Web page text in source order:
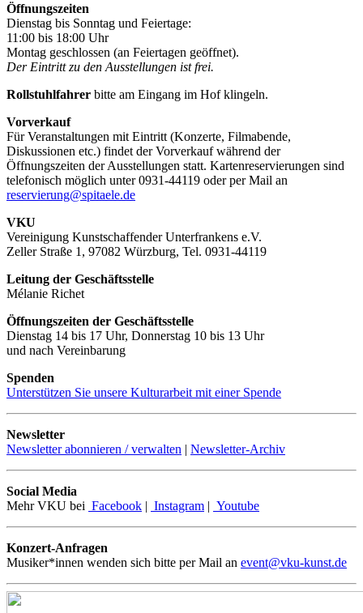
Öffnungszeiten
Dienstag bis Sonntag und Feiertage:
11:00 bis 18:00 Uhr
Montag geschlossen (an Feiertagen geöffnet).
Der Eintritt zu den Ausstellungen ist frei.
Rollstuhlfahrer bitte am Eingang im Hof klingeln.
Vorverkauf
Für Veranstaltungen mit Eintritt (Konzerte, Filmabende,
Diskussionen etc.) findet der Vorverkauf während der
Öffnungszeiten der Ausstellungen statt. Kartenreservierungen sind
telefonisch möglich unter 0931-44119 oder per Mail an
reservierung@spitaele.de
VKU
Vereinigung Kunstschaffender Unterfrankens e.V.
Zeller Straße 1, 97082 Würzburg, Tel. 0931-44119
Leitung der Geschäftsstelle
Mélanie Richet
Öffnungszeiten der Geschäftsstelle
Dienstag 14 bis 17 Uhr, Donnerstag 10 bis 13 Uhr
und nach Vereinbarung
Spenden
Unterstützen Sie unsere Kulturarbeit mit einer Spende
Newsletter
Newsletter abonnieren / verwalten | Newsletter-Archiv
Social Media
Mehr VKU bei Facebook | Instagram | Youtube
Konzert-Anfragen
Musiker*innen wenden sich bitte per Mail an event@vku-kunst.de